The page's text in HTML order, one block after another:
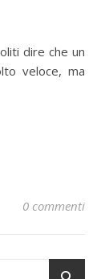
veloce, ma
0 commenti